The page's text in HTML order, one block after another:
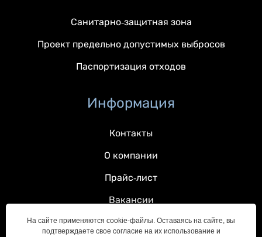
Санитарно-защитная зона
Проект предельно допустимых выбросов
Паспортизация отходов
Информация
Контакты
О компании
Прайс-лист
Вакансии
На сайте применяются cookie-файлы. Оставаясь на сайте, вы
подтверждаете свое согласие на их использование и